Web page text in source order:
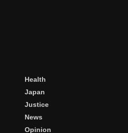
Health
Japan
Justice
News
Opinion